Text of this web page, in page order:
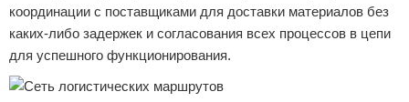
координации с поставщиками для доставки материалов без
каких-либо задержек и согласования всех процессов в цепи
для успешного функционирования.